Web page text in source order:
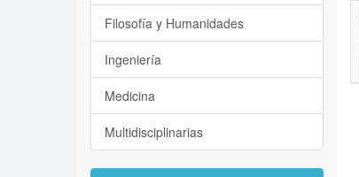
Filosofía y Humanidades
Ingeniería
Medicina
Multidisciplinarias